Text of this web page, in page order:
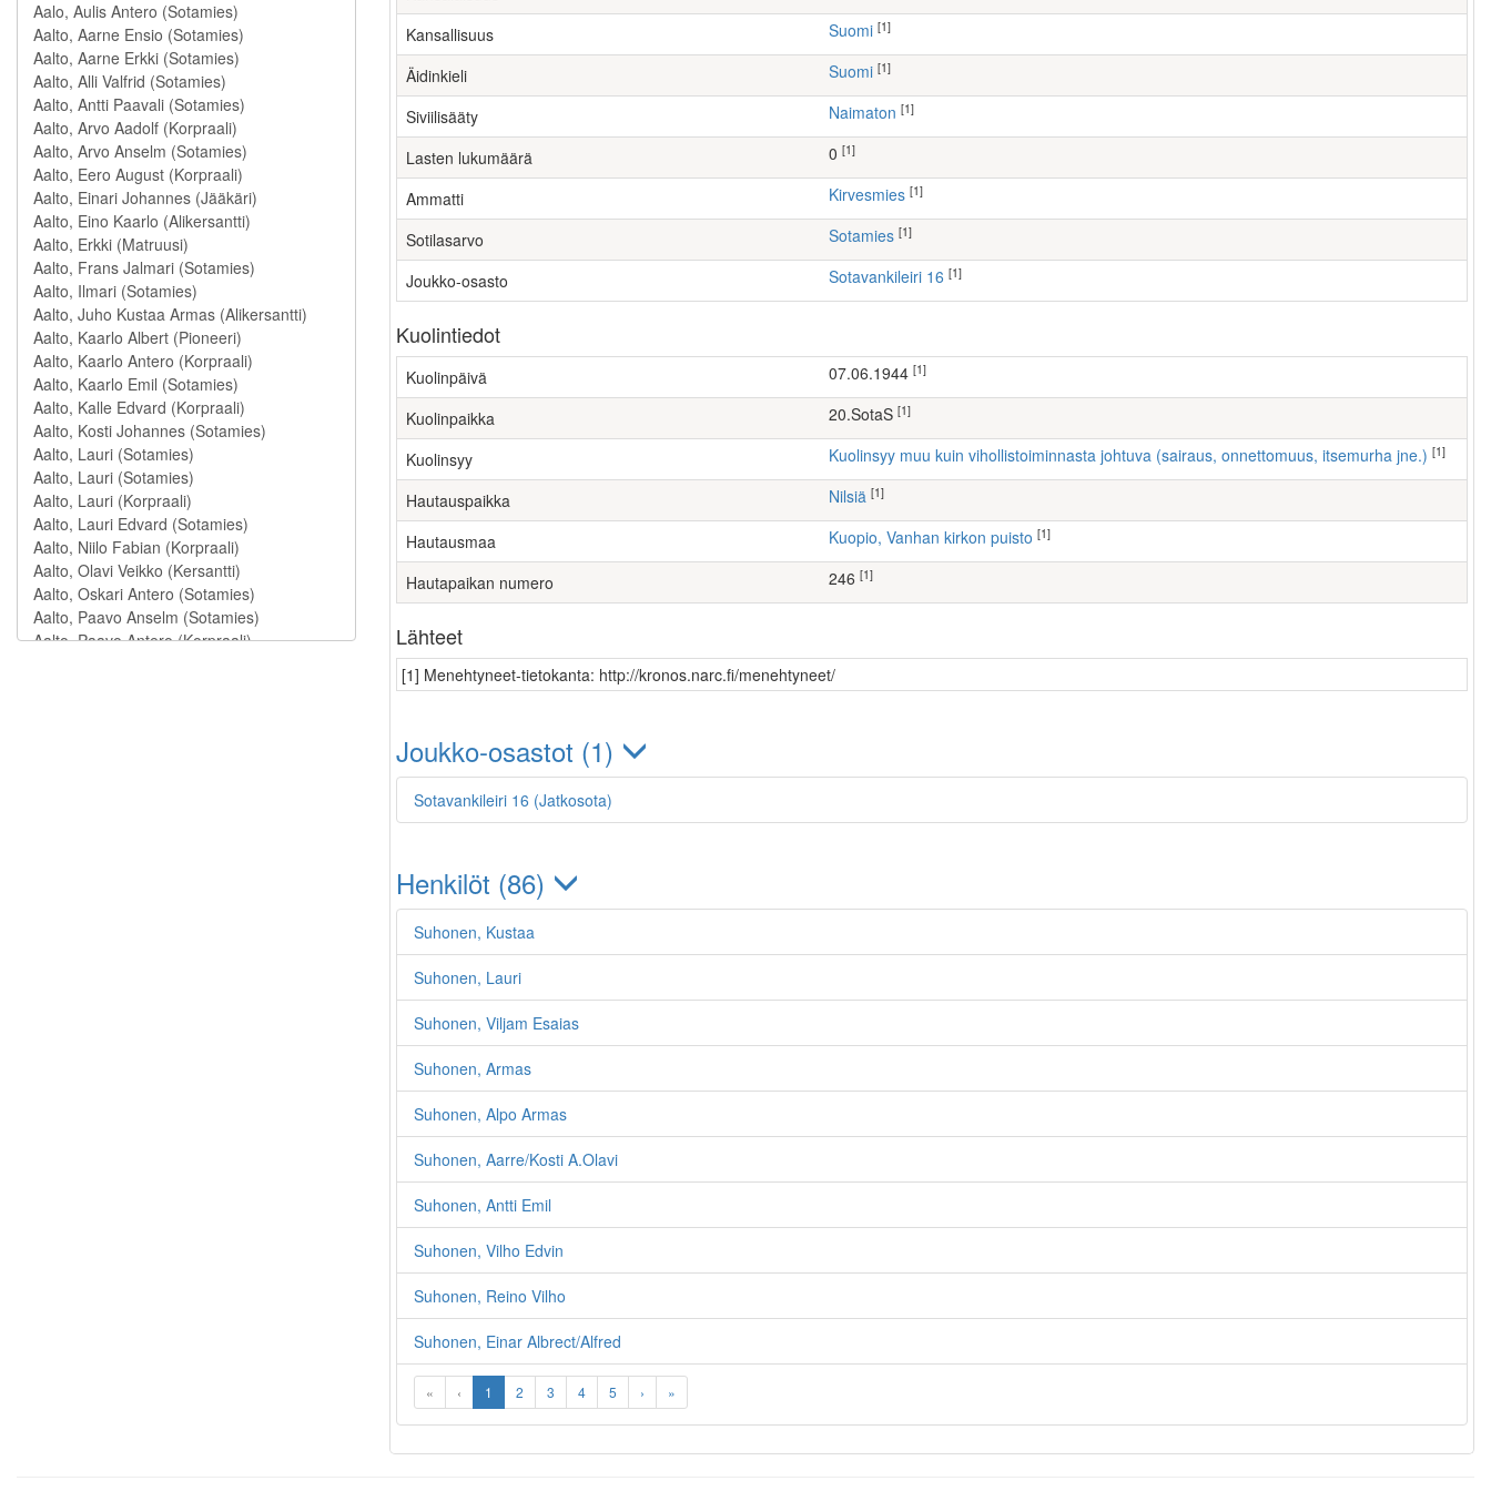
Kansallisuus Suomi [1]
Äidinkieli Suomi [1]
Siviilisääty Naimaton [1]
Lasten lukumäärä [1]
Ammatti kirvesmies [1]
Sotilasarvo Sotamies [1]
Joukko-osasto Sotavankileiri 16 [1]
Kuolintiedot
Kuolinpäivä 07.06.1944 [1]
Kuolinpaikka 20.SotaS [1]
Kuolinsyy Kuolinsyy muu kuin vihollistoiminnasta johtuva (sairaus, onnettomuus, itsemurha jne.) [1]
Hautauspaikka Nilsiä [1]
Hautausmaa Kuopio, Vanhan kirkon puisto [1]
Hautapaikan numero 246 [1]
Lähteet
[1] Menehtyneet-tietokanta: http://kronos.narc.fi/menehtyneet/
Joukko-osastot (1)
Sotavankileiri 16 (Jatkosota)
Henkilöt (86)
Suhonen, Kustaa
Suhonen, Lauri
Suhonen, Viljam Esaias
Suhonen, Armas
Suhonen, Alpo Armas
Suhonen, Aarre/Kosti A.Olavi
Suhonen, Antti Emil
Suhonen, Vilho Edvin
Suhonen, Reino Vilho
Suhonen, Einar Albrect/Alfred
« ‹ 1 2 3 4 5 › »